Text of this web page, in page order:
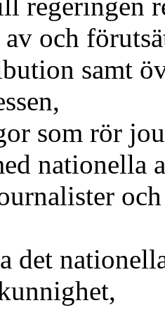
och
samt
som rör
nationella
det